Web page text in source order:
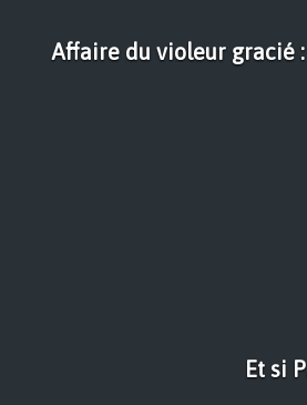
Affaire du violeur gracié
Et si